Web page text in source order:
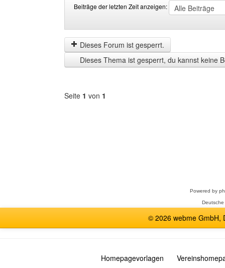
Beiträge der letzten Zeit anzeigen:
der
letzten
Zeit
anzeigen
by
Dieses Forum ist gesperrt.
Dieses Thema ist gesperrt, du kannst keine
Seite 1 von 1
Powered by
© 2026 webme GmbH,
Homepagevorlagen